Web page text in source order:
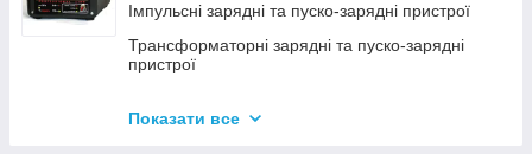
Імпульсні зарядні та пуско-зарядні пристрої
Трансформаторні зарядні та пуско-зарядні
пристрої
Показати все